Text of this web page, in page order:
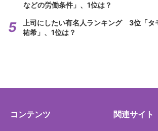
などの労働条件」、1位は？
上司にしたい有名人ランキング 3位「タ
祐希」、1位は？
コンテンツ 関連サイト